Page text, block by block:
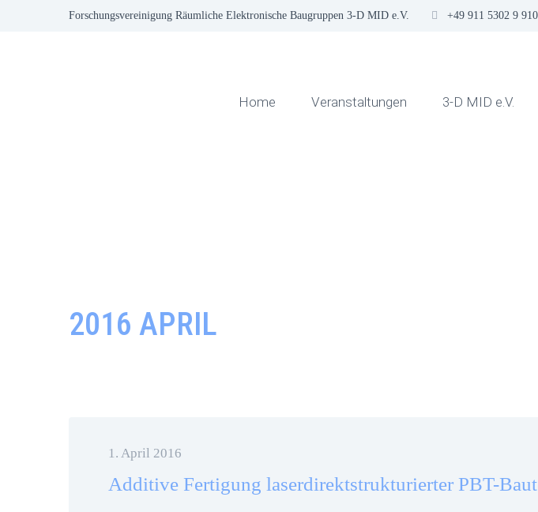
Forschungsvereinigung Räumliche Elektronische Baugruppen 3-D MID e.V. +49 911 5302 9
Home Veranstaltungen 3-D MID e.V.
2016 APRIL
1. April 2016
Additive Fertigung laserdirektstrukturierter PBT-